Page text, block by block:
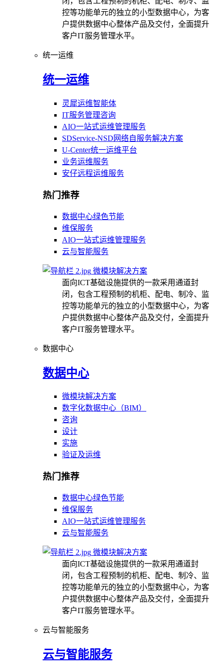
控等功能单元的独立的小型数据中心，为客
户提供数据中心整体产品及交付，全面提升
客户IT服务管理水平。
统一运维
统一运维
灵犀运维智能体
IT服务管理咨询
AIO一站式运维管理服务
SDService-NSD网络自服务解决方案
U-Center统一运维平台
业务运维服务
安仔远程运维服务
热门推荐
数据中心绿色节能
维保服务
AIO一站式运维管理服务
云与智能服务
微模块解决方案
面向ICT基础设施提供的一款采用通道封
闭，包含工程预制的机柜、配电、制冷、监
控等功能单元的独立的小型数据中心，为客
户提供数据中心整体产品及交付，全面提升
客户IT服务管理水平。
数据中心
数据中心
微模块解决方案
数字化数据中心（BIM）
咨询
设计
实施
验证及运维
热门推荐
数据中心绿色节能
维保服务
AIO一站式运维管理服务
云与智能服务
微模块解决方案
面向ICT基础设施提供的一款采用通道封
闭，包含工程预制的机柜、配电、制冷、监
控等功能单元的独立的小型数据中心，为客
户提供数据中心整体产品及交付，全面提升
客户IT服务管理水平。
云与智能服务
云与智能服务